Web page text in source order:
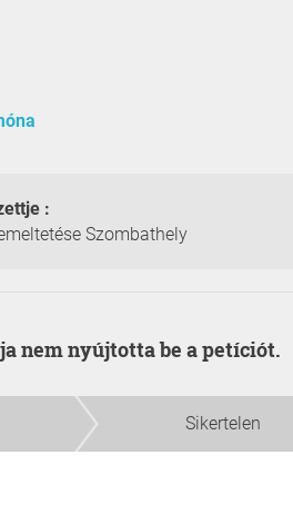
:
Szombathely
nem nyújtotta be a petíciót.
Sikertelen